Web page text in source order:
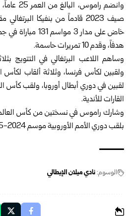
وانضم
هدفاً، وقدم 10 تمريرات حاسمة.
وساهم اللاعب البرتغالي في التتويج
ولقبين لكأس فرنسا، وثلاثة ألقاب لكأس
لقبين في دوري أبطال أوروبا، ولقب كأس
القارات للأندية.
وشارك راموس في نسختين من كأس
بلقب دوري الأمم الأوروبية موسم 2024-2025.
الوسوم:نادي ميلان الإيطالي